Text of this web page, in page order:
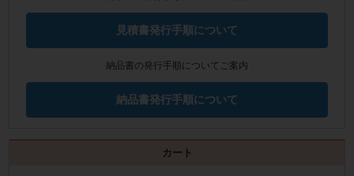
見積書発行手順について
納品書の発行手順についてご案内
納品書発行手順について
カート